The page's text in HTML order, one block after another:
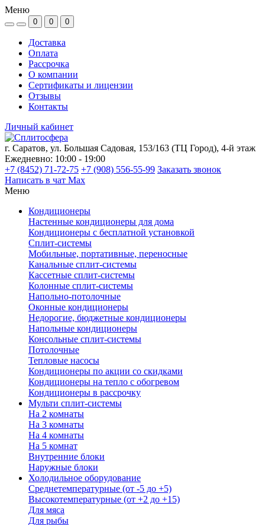
Меню
0 0 0
Доставка
Оплата
Рассрочка
О компании
Сертификаты и лицензии
Отзывы
Контакты
Личный кабинет
г. Саратов, ул. Большая Садовая, 153/163 (ТЦ Город), 4-й этаж
Ежедневно: 10:00 - 19:00
+7 (8452) 71-72-75 +7 (908) 556-55-99 Заказать звонок
Написать в чат Max
Меню
Кондиционеры
Настенные кондиционеры для дома
Кондиционеры с бесплатной установкой
Сплит-системы
Мобильные, портативные, переносные
Канальные сплит-системы
Кассетные сплит-системы
Колонные сплит-системы
Напольно-потолочные
Оконные кондиционеры
Недорогие, бюджетные кондиционеры
Напольные кондиционеры
Консольные сплит-системы
Потолочные
Тепловые насосы
Кондиционеры по акции со скидками
Кондиционеры на тепло с обогревом
Кондиционеры в рассрочку
Мульти сплит-системы
На 2 комнаты
На 3 комнаты
На 4 комнаты
На 5 комнат
Внутренние блоки
Наружные блоки
Холодильное оборудование
Среднетемпературные (от -5 до +5)
Высокотемпературные (от +2 до +15)
Для мяса
Для рыбы